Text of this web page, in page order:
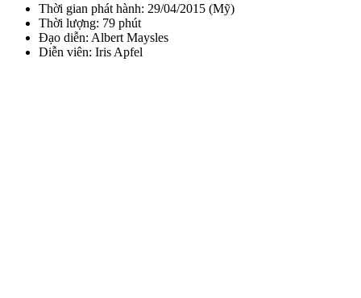
Thời gian phát hành: 29/04/2015 (Mỹ)
Thời lượng: 79 phút
Đạo diễn: Albert Maysles
Diễn viên: Iris Apfel